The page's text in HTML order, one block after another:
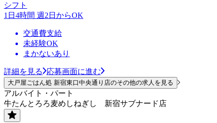
シフト
1日4時間 週2日からOK
交通費支給
未経験OK
まかないあり
詳細を見る 応募画面に進む
大戸屋ごはん処 新宿東口中央通り店のその他の求人を見る
アルバイト・パート
牛たんとろろ麦めしねぎし 新宿サブナード店